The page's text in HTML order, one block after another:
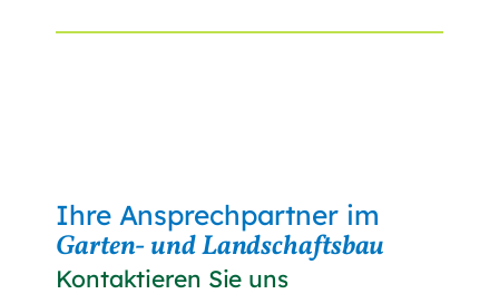
Ihre Ansprechpartner im
Garten- und Landschaftsbau
Kontaktieren Sie uns